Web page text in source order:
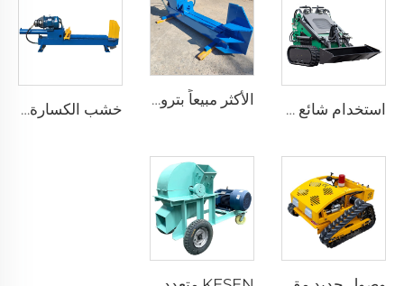
استخدام شائع لتحميل مدمج بمسار صغير
الأكثر مبيعاً بترولية شجرة التقطيع 25 طن شجرة التقطيع غابة خشب آلة التقطيع
خشب الكسارة الساخنة للبيع كهربائية جودة عالية خشب التقطيع محرك بنزين خشب الكسارة مزيل الورق الآلة